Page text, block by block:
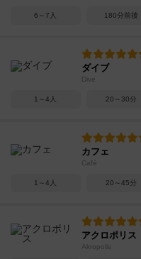
6～7人 180分前後
ダイブ
Dive
1～4人 20～30分
カフェ
Café
1～4人 20～45分
アクロポリス
Akropolis